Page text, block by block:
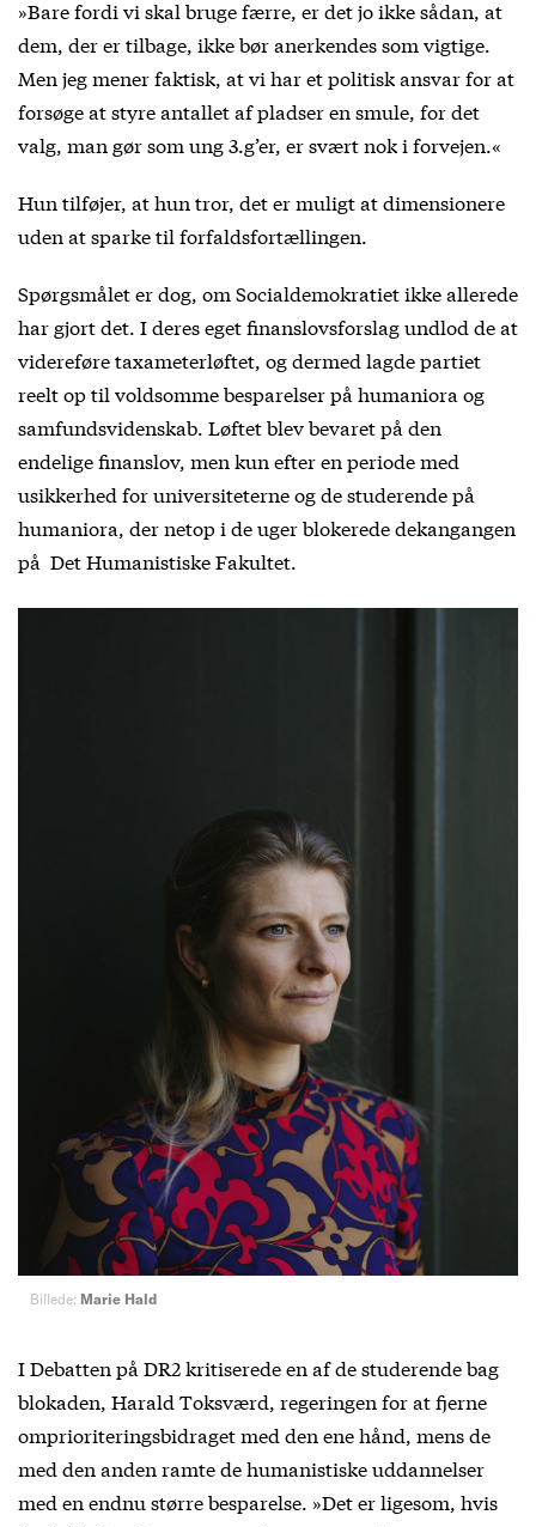
»Bare fordi vi skal bruge færre, er det jo ikke sådan, at
dem, der er tilbage, ikke bør anerkendes som vigtige.
Men jeg mener faktisk, at vi har et politisk ansvar for at
forsøge at styre antallet af pladser en smule, for det
valg, man gør som ung 3.g’er, er svært nok i forvejen.«
Hun tilføjer, at hun tror, det er muligt at dimensionere
uden at sparke til forfaldsfortællingen.
Spørgsmålet er dog, om Socialdemokratiet ikke allerede
har gjort det. I deres eget finanslovsforslag undlod de at
videreføre taxameterløftet, og dermed lagde partiet
reelt op til voldsomme besparelser på humaniora og
samfundsvidenskab. Løftet blev bevaret på den
endelige finanslov, men kun efter en periode med
usikkerhed for universiteterne og de studerende på
humaniora, der netop i de uger blokerede dekangangen
på Det Humanistiske Fakultet.
Billede: Marie Hald
I Debatten på DR2 kritiserede en af de studerende bag
blokaden, Harald Toksværd, regeringen for at fjerne
omprioriteringsbidraget med den ene hånd, mens de
med den anden ramte de humanistiske uddannelser
med en endnu større besparelse. »Det er ligesom, hvis